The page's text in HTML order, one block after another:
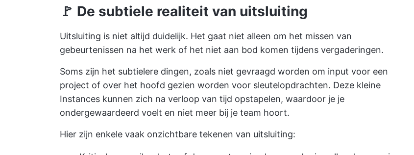
🚩 De subtiele realiteit van uitsluiting
Uitsluiting is niet altijd duidelijk. Het gaat niet alleen om het missen van
gebeurtenissen na het werk of het niet aan bod komen tijdens vergaderingen.
Soms zijn het subtielere dingen, zoals niet gevraagd worden om input voor een
project of over het hoofd gezien worden voor sleutelopdrachten. Deze kleine
Instances kunnen zich na verloop van tijd opstapelen, waardoor je je
ondergewaardeerd voelt en niet meer bij je team hoort.
Hier zijn enkele vaak onzichtbare tekenen van uitsluiting: